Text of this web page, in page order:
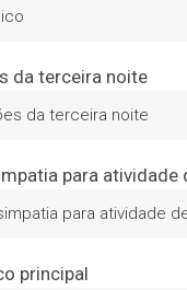
da terceira noite
para atividade